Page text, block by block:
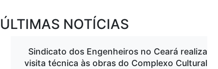
ÚLTIMAS NOTÍCIAS
Sindicato dos Engenheiros no Ceará realiza
visita técnica às obras do Complexo Cultural